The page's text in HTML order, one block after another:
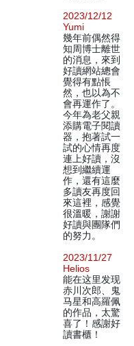
2023/12/12
Yumi
幾年前偶然得
知周博士離世
的消息，來到
好讀網站總會
覺得有點悵
然，也以為不
會再運作了。
今年為老父親
添購電子閱讀
器，抱著試一
試的心情再度
連上好讀，沒
想到繼續運
作，還有這麼
多讀友再度回
來這裡，感覺
很溫暖，謝謝
好讀與團隊們
的努力。
2023/11/27
Helios
能在这里发现
赤川次郎、鬼
马星和高羅佩
的作品，太驚
喜了！感謝好
讀書櫃！